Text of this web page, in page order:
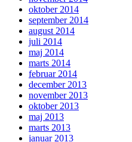
oktober 2014
september 2014
august 2014
juli 2014
maj 2014
marts 2014
februar 2014
december 2013
november 2013
oktober 2013
maj 2013
marts 2013
januar 2013